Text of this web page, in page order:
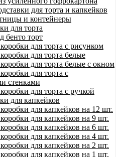
для торта и капкейков
и контейнеры
для торта
бенто торт
для торта с рисунком
для торта белые
для торта белые с окном
для торта с
стенками
для торта с ручкой
для капкейков
для капкейков на 12 шт.
для капкейков на 9 шт.
для капкейков на 6 шт.
для капкейков на 4 шт.
для капкейков на 2 шт.
для капкейков на 1 шт.